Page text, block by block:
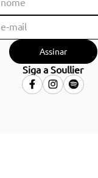
Assinar
Siga a Soullier